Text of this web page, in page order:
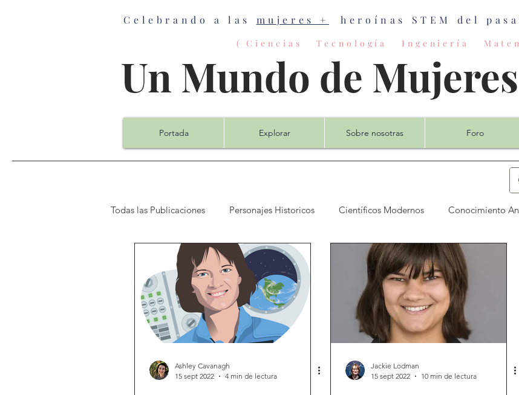
Celebrando a las mujeres + heroínas STEM del
( Ciencias Tecnología Ingeniería
Un Mundo de
Portada Explorar Sobre nosotras Foro
Todas las Publicaciones Personajes Historicos Científicos Modernos Conocimiento
Ciencias de la Computación Ciencia de la Tierra Ingeniería
Ashley Cavanagh
15 sept 2022
4 min de lectura
Jackie Lodman
15 sept 2022
10 min de lectura